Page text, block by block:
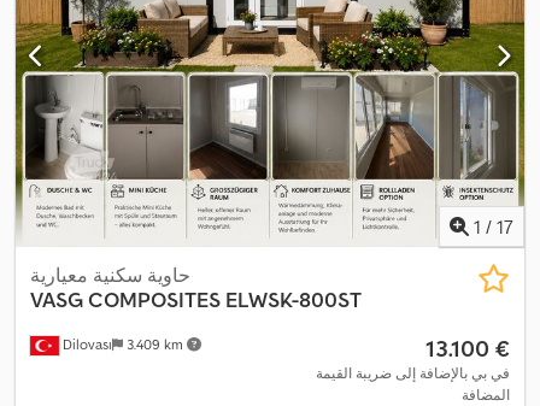
1 / 17
Dilovası 3.409 km
حاوية سكنية معيارية
VASG COMPOSITES ELWSK-800ST
‏13.100 €
في بي بالإضافة إلى ضريبة القيمة
المضافة